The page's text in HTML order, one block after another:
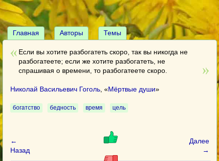
Главная Авторы Темы
Если вы хотите разбогатеть скоро, так вы никогда не
разбогатеете; если же хотите разбогатеть, не
спрашивая о времени, то разбогатеете скоро.
Николай Васильевич Гоголь , «Мёртвые души»
богатство бедность время цель
←
Назад
Далее
→